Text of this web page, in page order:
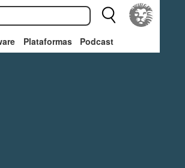
Plataformas Podcast